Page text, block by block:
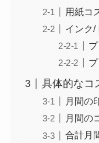
用紙コ
インク/
具体的なコ
月間の
月間の
合計月